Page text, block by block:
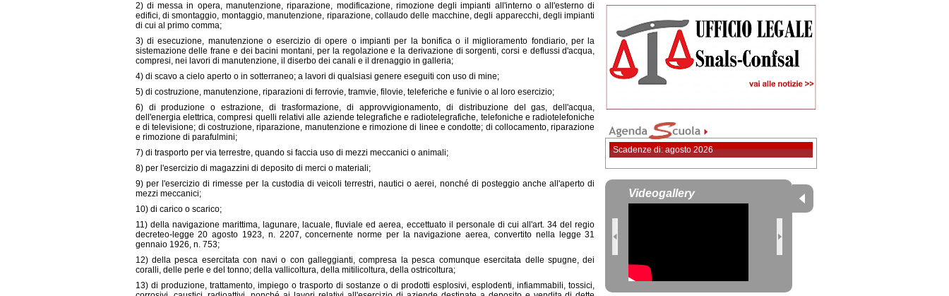
2) di messa in opera, manutenzione, riparazione, modificazione, rimozione degli impianti all'interno o all'esterno di
edifici, di smontaggio, montaggio, manutenzione, riparazione, collaudo delle macchine, degli apparecchi, degli impianti
di cui al primo comma;
3) di esecuzione, manutenzione o esercizio di opere o impianti per la bonifica o il miglioramento fondiario, per la
sistemazione delle frane e dei bacini montani, per la regolazione e la derivazione di sorgenti, corsi e deflussi d'acqua,
compresi, nei lavori di manutenzione, il diserbo dei canali e il drenaggio in galleria;
4) di scavo a cielo aperto o in sotterraneo; a lavori di qualsiasi genere eseguiti con uso di mine;
5) di costruzione, manutenzione, riparazioni di ferrovie, tramvie, filovie, teleferiche e funivie o al loro esercizio;
6) di produzione o estrazione, di trasformazione, di approvvigionamento, di distribuzione del gas, dell'acqua,
dell'energia elettrica, compresi quelli relativi alle aziende telegrafiche e radiotelegrafiche, telefoniche e radiotelefoniche
e di televisione; di costruzione, riparazione, manutenzione e rimozione di linee e condotte; di collocamento, riparazione
e rimozione di parafulmini;
7) di trasporto per via terrestre, quando si faccia uso di mezzi meccanici o animali;
8) per l'esercizio di magazzini di deposito di merci o materiali;
9) per l'esercizio di rimesse per la custodia di veicoli terrestri, nautici o aerei, nonché di posteggio anche all'aperto di
mezzi meccanici;
10) di carico o scarico;
11) della navigazione marittima, lagunare, lacuale, fluviale ed aerea, eccettuato il personale di cui all'art. 34 del regio
decreteo-legge 20 agosto 1923, n. 2207, concernente norme per la navigazione aerea, convertito nella legge 31
gennaio 1926, n. 753;
12) della pesca esercitata con navi o con galleggianti, compresa la pesca comunque esercitata delle spugne, dei
coralli, delle perle e del tonno; della vallicoltura, della mitilicoltura, della ostricoltura;
13) di produzione, trattamento, impiego o trasporto di sostanze o di prodotti esplosivi, esplodenti, infiammabili, tossici,
Scadenze di: agosto 2026
Videogallery